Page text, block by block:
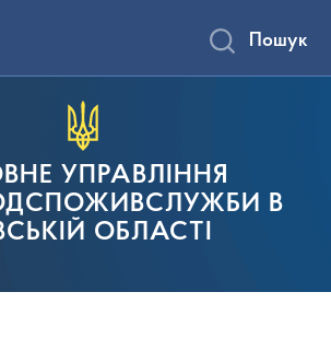
УПРАВЛІННЯ
В
ОБЛАСТІ
Пошук